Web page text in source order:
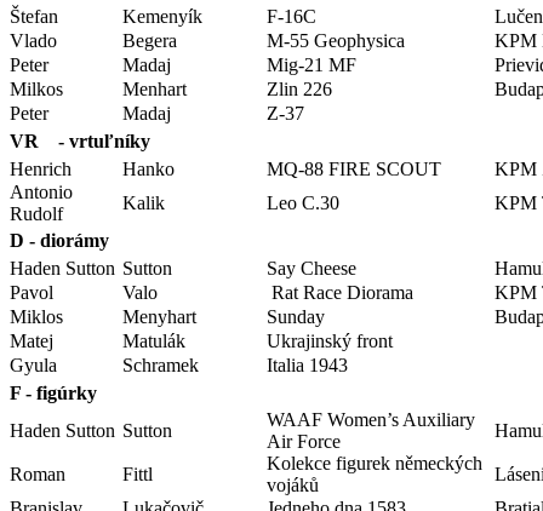
Štefan
Kemenyík F-16C
Vlado
Begera M-55 Geophysica
KPM
Peter
Madaj Mig-21 MF
Milkos
Menhart Zlin 226
Peter
Madaj
Z-37
VR - vrtuľníky
Henrich
Hanko MQ-88 FIRE SCOUT
KPM
Antonio
Rudolf
Kalik Leo C.30
KPM
D - diorámy
Haden Sutton Sutton Say Cheese
Pavol
Valo Rat Race Diorama
KPM
Miklos
Menyhart Sunday
Matej
Matulák
Ukrajinský front
Gyula
Schramek
Italia 1943
F - figúrky
Haden Sutton Sutton
WAAF Women’s Auxiliary
Air Force
Roman Fittl
Kolekce figurek německých
vojáků